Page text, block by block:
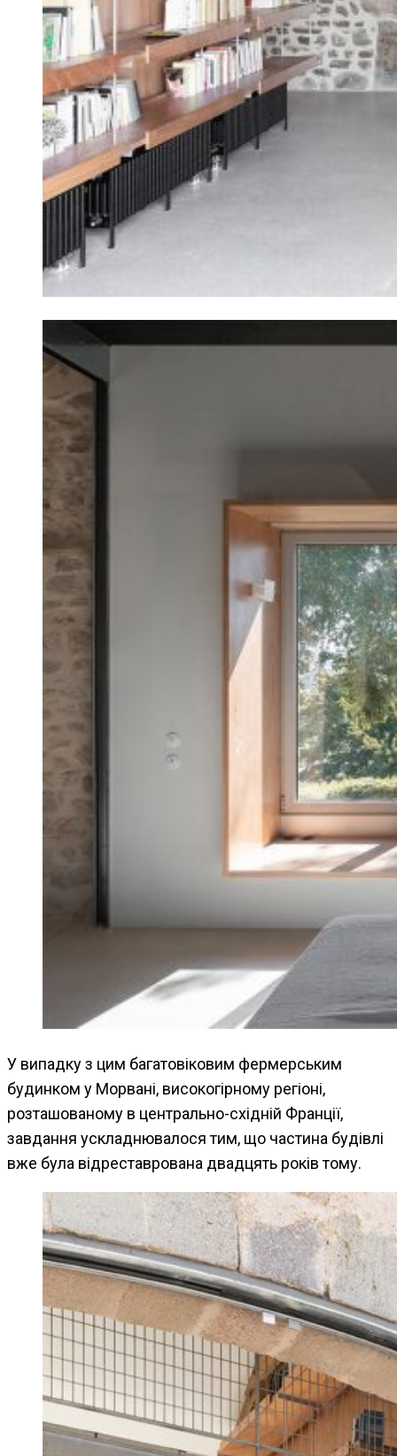
У випадку з цим багатовіковим фермерським
будинком у Морвані, високогірному регіоні,
розташованому в центрально-східній Франції,
завдання ускладнювалося тим, що частина будівлі
вже була відреставрована двадцять років тому.